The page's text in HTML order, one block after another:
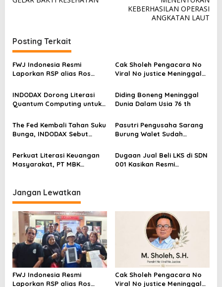
a
s
i
o
s
KEBERHASILAN OPERASI
ANGKATAN LAUT
Posting Terkait
FWJ Indonesia Resmi
Laporkan RSP alias Ros
Cak Sholeh Pengacara No
Viral No justice Meninggal
INDODAX Dorong Literasi
Quantum Computing untuk
Blockchain
Diding Boneng Meninggal
Dunia Dalam Usia 76 th
The Fed Kembali Tahan Suku
Bunga, INDODAX Sebut
Sentimen Pasar
Pasutri Pengusaha Sarang
Burung Walet Sudah
Pelapor Desak Polda Jambi
Segera Lakukan Penahanan
Perkuat Literasi Keuangan
Masyarakat, PT MBK
Dugaan Jual Beli LKS di SDN
001 Kasikan Resmi
Jangan Lewatkan
FWJ Indonesia Resmi
Laporkan RSP alias Ros
Cak Sholeh Pengacara No
Viral No justice Meninggal